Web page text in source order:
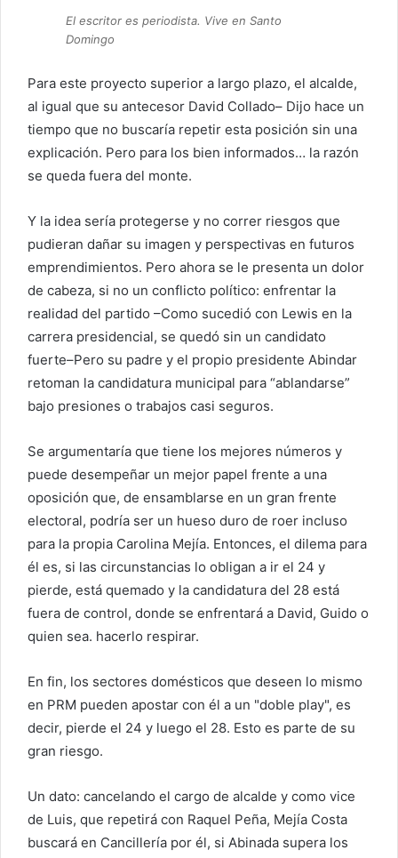
El escritor es periodista. Vive en Santo
Domingo
Para este proyecto superior a largo plazo, el alcalde,
al igual que su antecesor David Collado– Dijo hace un
tiempo que no buscaría repetir esta posición sin una
explicación. Pero para los bien informados… la razón
se queda fuera del monte.
Y la idea sería protegerse y no correr riesgos que
pudieran dañar su imagen y perspectivas en futuros
emprendimientos. Pero ahora se le presenta un dolor
de cabeza, si no un conflicto político: enfrentar la
realidad del partido –Como sucedió con Lewis en la
carrera presidencial, se quedó sin un candidato
fuerte–Pero su padre y el propio presidente Abindar
retoman la candidatura municipal para “ablandarse”
bajo presiones o trabajos casi seguros.
Se argumentaría que tiene los mejores números y
puede desempeñar un mejor papel frente a una
oposición que, de ensamblarse en un gran frente
electoral, podría ser un hueso duro de roer incluso
para la propia Carolina Mejía. Entonces, el dilema para
él es, si las circunstancias lo obligan a ir el 24 y
pierde, está quemado y la candidatura del 28 está
fuera de control, donde se enfrentará a David, Guido o
quien sea. hacerlo respirar.
En fin, los sectores domésticos que deseen lo mismo
en PRM pueden apostar con él a un "doble play", es
decir, pierde el 24 y luego el 28. Esto es parte de su
gran riesgo.
Un dato: cancelando el cargo de alcalde y como vice
de Luis, que repetirá con Raquel Peña, Mejía Costa
buscará en Cancillería por él, si Abinada supera los